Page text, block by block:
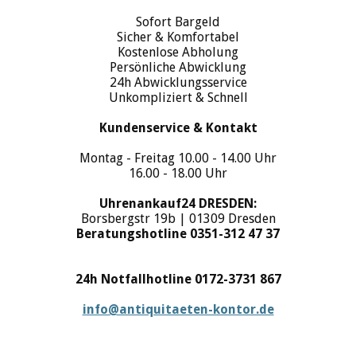
Sofort Bargeld
Sicher & Komfortabel
Kostenlose Abholung
Persönliche Abwicklung
24h Abwicklungsservice
Unkompliziert & Schnell
Kundenservice & Kontakt
Montag - Freitag 10.00 - 14.00 Uhr
16.00 - 18.00 Uhr
Uhrenankauf24 DRESDEN:
Borsbergstr 19b | 01309 Dresden
Beratungshotline 0351-312 47 37
24h Notfallhotline 0172-3731 867
info@antiquitaeten-kontor.de